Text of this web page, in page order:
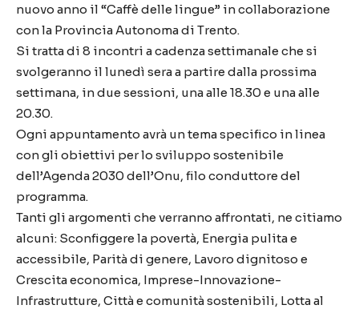
nuovo anno il “Caffè delle lingue” in collaborazione
con la Provincia Autonoma di Trento.
Si tratta di 8 incontri a cadenza settimanale che si
svolgeranno il lunedì sera a partire dalla prossima
settimana, in due sessioni, una alle 18.30 e una alle
20.30.
Ogni appuntamento avrà un tema specifico in linea
con gli obiettivi per lo sviluppo sostenibile
dell’Agenda 2030 dell’Onu, filo conduttore del
programma.
Tanti gli argomenti che verranno affrontati, ne citiamo
alcuni: Sconfiggere la povertà, Energia pulita e
accessibile, Parità di genere, Lavoro dignitoso e
Crescita economica, Imprese-Innovazione-
Infrastrutture, Città e comunità sostenibili, Lotta al